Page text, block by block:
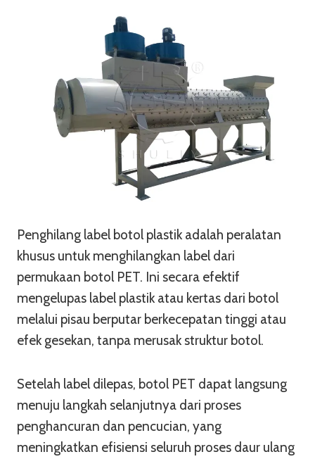
Penghilang label botol plastik adalah peralatan
khusus untuk menghilangkan label dari
permukaan botol PET. Ini secara efektif
mengelupas label plastik atau kertas dari botol
melalui pisau berputar berkecepatan tinggi atau
efek gesekan, tanpa merusak struktur botol.
Setelah label dilepas, botol PET dapat langsung
menuju langkah selanjutnya dari proses
penghancuran dan pencucian, yang
meningkatkan efisiensi seluruh proses daur ulang